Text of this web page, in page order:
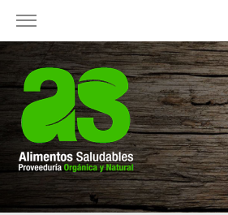
Alimentos Saludables – Dietética
Proveeduría Orgánica y Natural